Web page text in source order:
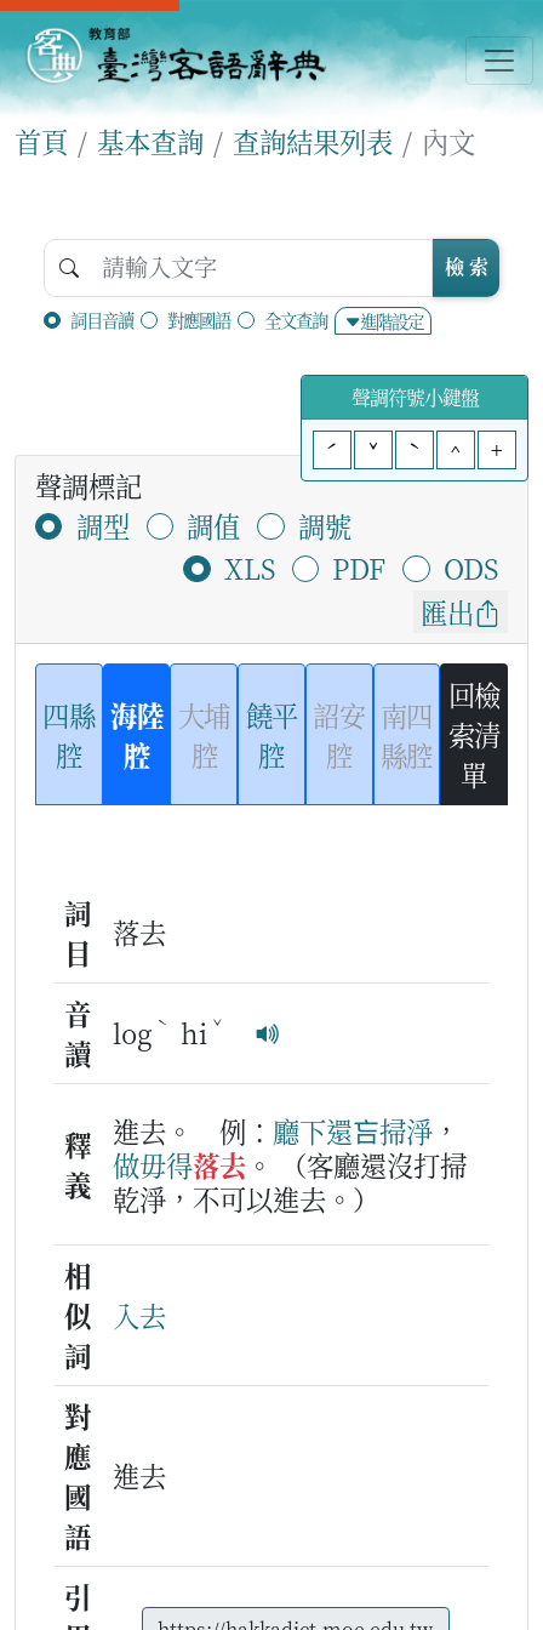
首頁 基本查詢 查詢結果列表 內文
詞目音讀 對應國語 全文查詢 進階設定
檢 索
聲調符號小鍵盤
ˊ
ˇ ˋ ^ +
聲調標記
調型
調值
調號
XLS
PDF
ODS
匯出
四縣
腔
海陸
腔
大埔
腔
饒平
腔
詔安
腔
南四
縣腔
回檢
索清
單
詞
目
落去
音
讀
log ˋ hi ˇ
釋
義
進去。 例： 廳下還吂掃淨 ，
做毋得落去 。
（客廳還沒打掃
乾淨，不可以進去。）
相
似
詞
入去
對
應
國
語
進去
引